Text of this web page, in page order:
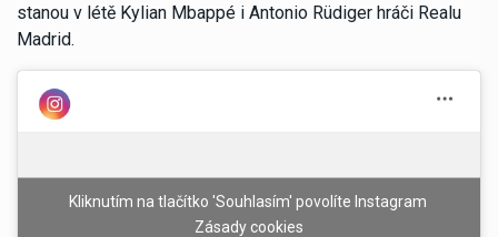
stanou v létě Kylian Mbappé i Antonio Rüdiger hráči Realu
Madrid.
Kliknutím na tlačítko 'Souhlasím' povolíte Instagram
Zásady cookies